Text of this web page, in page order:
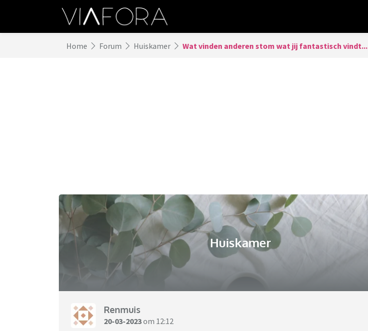
Home Forum Huiskamer Wat vinden anderen stom wat jij fantastisch vindt...
Huiskamer
Renmuis
20-03-2023om 12:12